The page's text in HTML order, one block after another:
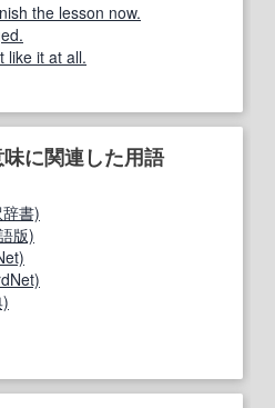
the lesson now.
like it at all.
に関連した用語
書)
版)